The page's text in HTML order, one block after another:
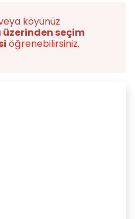
köyünüz
seçim
öğrenebilirsiniz.